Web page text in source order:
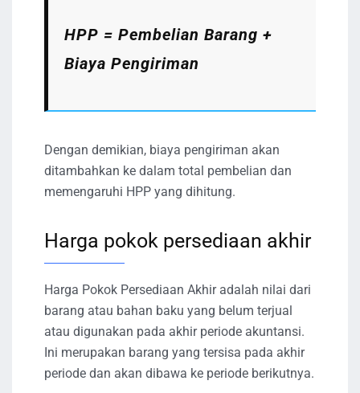
HPP = Pembelian Barang +
Biaya Pengiriman
Dengan demikian, biaya pengiriman akan
ditambahkan ke dalam total pembelian dan
memengaruhi HPP yang dihitung.
Harga pokok persediaan akhir
Harga Pokok Persediaan Akhir adalah nilai dari
barang atau bahan baku yang belum terjual
atau digunakan pada akhir periode akuntansi.
Ini merupakan barang yang tersisa pada akhir
periode dan akan dibawa ke periode berikutnya.